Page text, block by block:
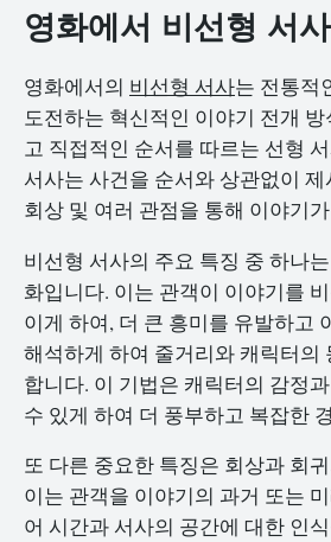
영화에서 비선형 서
영화에서의 비선형 서사는 전통적
도전하는 혁신적인 이야기 전개
고 직접적인 순서를 따르는 선형
서사는 사건을 순서와 상관없이
회상 및 여러 관점을 통해 이야기
비선형 서사의 주요 특징 중 하나
화입니다. 이는 관객이 이야기를
이게 하여, 더 큰 흥미를 유발하고
해석하게 하여 줄거리와 캐릭터의
합니다. 이 기법은 캐릭터의 감정
수 있게 하여 더 풍부하고 복잡한
또 다른 중요한 특징은 회상과 회
이는 관객을 이야기의 과거 또는
어 시간과 서사의 공간에 대한 인